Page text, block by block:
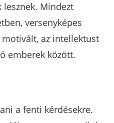
lesznek. Mindezt
versenyképes
az intellektust
emberek között.
a fenti kérdésekre.